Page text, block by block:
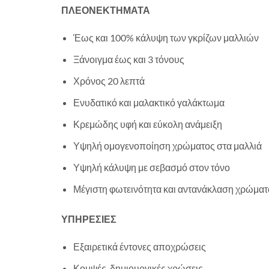
ΠΛΕΟΝΕΚΤΗΜΑΤΑ
Έως και 100% κάλυψη των γκρίζων μαλλιών
Ξάνοιγμα έως και 3 τόνους
Χρόνος 20 λεπτά
Ενυδατικό και μαλακτικό γαλάκτωμα
Κρεμώδης υφή και εύκολη ανάμειξη
Υψηλή ομογενοποίηση χρώματος στα μαλλιά
Υψηλή κάλυψη με σεβασμό στον τόνο
Μέγιστη φωτεινότητα και αντανάκλαση
ΥΠΗΡΕΣΙΕΣ
Εξαιρετικά έντονες αποχρώσεις